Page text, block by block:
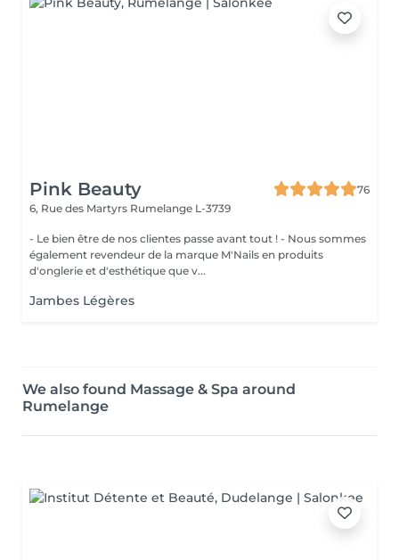
Pink Beauty
76
6, Rue des Martyrs Rumelange L-3739
- Le bien être de nos clientes passe avant tout ! - Nous sommes
également revendeur de la marque M'Nails en produits
d'onglerie et d'esthétique que v...
Jambes Légères
We also found Massage & Spa around
Rumelange